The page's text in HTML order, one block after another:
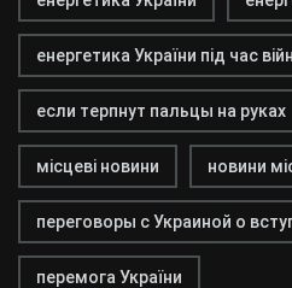
енергетика України під час
если терпнут пальцы на руках
місцеві новини новини
переговоры с Украиной о
перемога України